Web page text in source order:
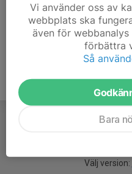
Välj version:
Vi använder oss av
webbplats ska
även för
förbättra
Så
Bara